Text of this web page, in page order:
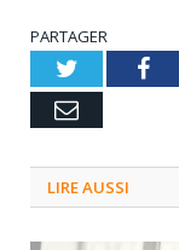
PARTAGER
Twitter
Email
LIRE AUSSI